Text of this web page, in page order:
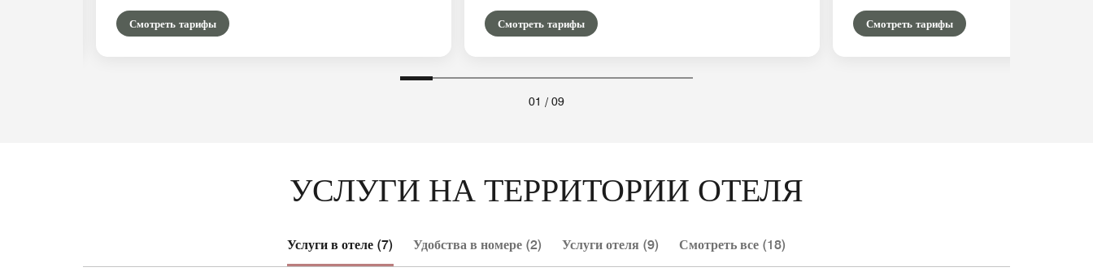
Смотреть тарифы Смотреть тарифы Смотреть тарифы
01 / 09
УСЛУГИ НА ТЕРРИТОРИИ ОТЕЛЯ
Услуги в отеле (7) Удобства в номере (2) Услуги отеля (9) Смотреть все (18)